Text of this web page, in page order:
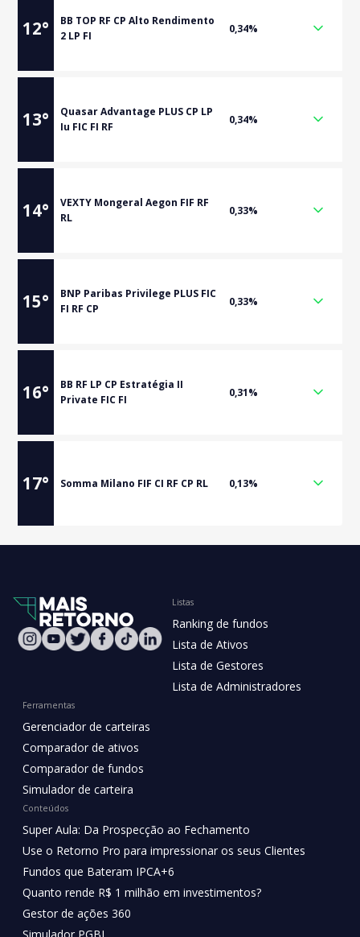
12°
BB TOP RF CP Alto Rendimento
2 LP FI
0,34%
13°
Quasar Advantage PLUS CP LP
Iu FIC FI RF
0,34%
14°
VEXTY Mongeral Aegon FIF RF
RL
0,33%
15°
BNP Paribas Privilege PLUS FIC
FI RF CP
0,33%
16°
BB RF LP CP Estratégia II
Private FIC FI
0,31%
17° Somma Milano FIF CI RF CP RL 0,13%
Listas
Ranking de fundos
Lista de Ativos
Lista de Gestores
Lista de Administradores
Ferramentas
Gerenciador de carteiras
Comparador de ativos
Comparador de fundos
Simulador de carteira
Conteúdos
Super Aula: Da Prospecção ao Fechamento
Use o Retorno Pro para impressionar os seus Clientes
Fundos que Bateram IPCA+6
Quanto rende R$ 1 milhão em investimentos?
Gestor de ações 360
Simulador PGBL